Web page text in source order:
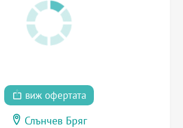
виж офертата
Слънчев Бряг